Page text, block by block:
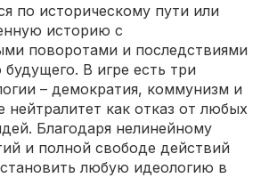
по историческому пути или
историю с
поворотами и последствиями
В игре есть три
– демократия, коммунизм и
как отказ от любых
Благодаря нелинейному
и полной свободе действий
любую идеологию в